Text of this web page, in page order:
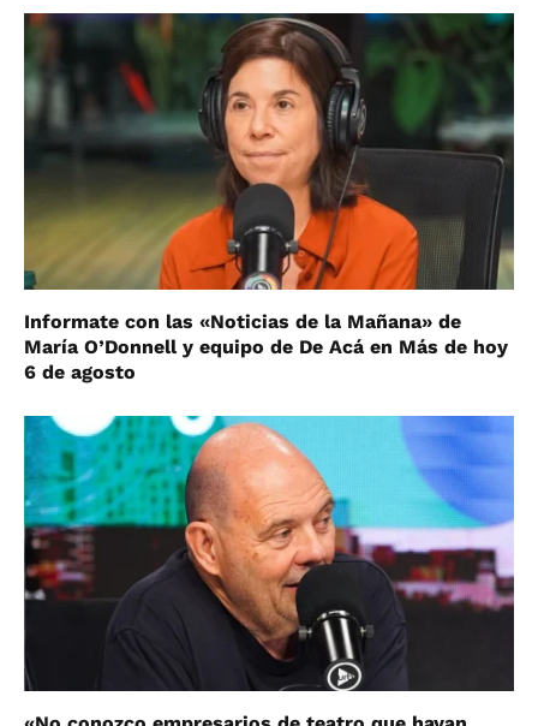
Informate con las «Noticias de la Mañana» de
María O’Donnell y equipo de De Acá en Más de hoy
6 de agosto